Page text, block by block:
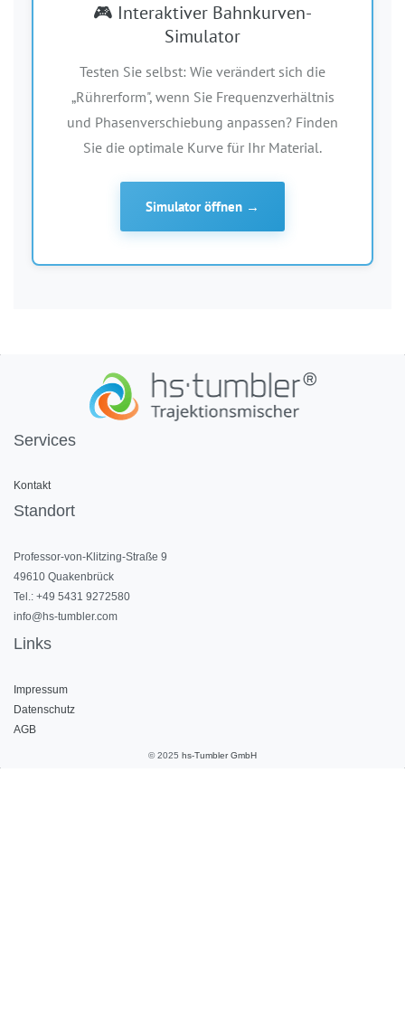
🎮 Interaktiver Bahnkurven-
Simulator
Testen Sie selbst: Wie verändert sich die
„Rührerform", wenn Sie Frequenzverhältnis
und Phasenverschiebung anpassen? Finden
Sie die optimale Kurve für Ihr Material.
Simulator öffnen →
Services
Kontakt
Standort
Professor-von-Klitzing-Straße 9
49610 Quakenbrück
Tel.: +49 5431 9272580
info@hs-tumbler.com
Links
Impressum
Datenschutz
AGB
© 2025 hs-Tumbler GmbH